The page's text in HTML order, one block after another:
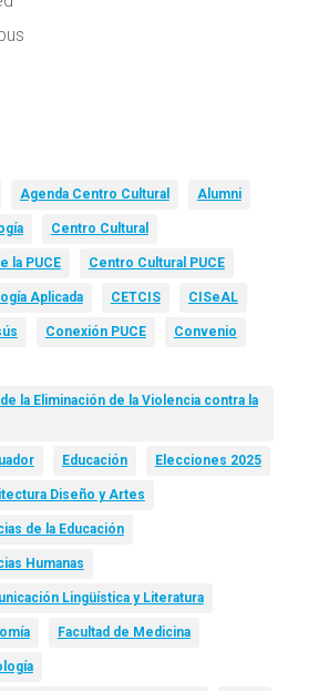
Agenda Centro Cultural Alumni
Centro Cultural
la PUCE Centro Cultural PUCE
Aplicada CETCIS CISeAL
Conexión PUCE Convenio
la Eliminación de la Violencia contra la
Educación Elecciones 2025
Diseño y Artes
de la Educación
Humanas
Lingüística y Literatura
Facultad de Medicina